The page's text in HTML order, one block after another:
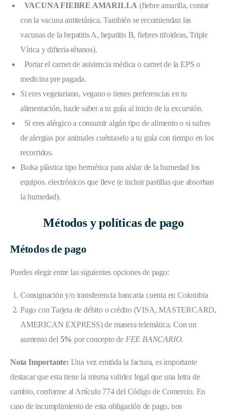
VACUNA FIEBRE AMARILLA (fiebre amarilla, contar
con la vacuna antitetánica. También se recomiendan las
vacunas de la hepatitis A, hepatitis B, fiebres tifoideas, Triple
Vírica y difteria-tétanos).
Portar el carnet de asistencia médica o carnet de la EPS o
medicina pre pagada.
Si eres vegetariano, vegano o tienes preferencias en tu
alimentación, hazle saber a tu guía al inicio de la excursión.
Si eres alérgico a consumir algún tipo de alimento o si sufres
de alergias por animales cuéntaselo a tu guía con tiempo en los
recorridos.
Bolsa plástica tipo hermética para aislar de la humedad los
equipos. electrónicos que lleve (e incluir pastillas que absorban
la humedad).
Métodos y políticas de pago
Métodos de pago
Puedes elegir entre las siguientes opciones de pago:
Consignación y/o transferencia bancaria cuenta en Colombia
Pago con Tarjeta de débito o crédito (VISA, MASTERCARD,
AMERICAN EXPRESS) de manera telemática. Con un
aumento del 5% por concepto de FEE BANCARIO.
Nota Importante: Una vez emitida la factura, es importante
destacar que esta tiene la misma validez legal que una letra de
cambio, conforme al Artículo 774 del Código de Comercio. En
caso de incumplimiento de esta obligación de pago, nos